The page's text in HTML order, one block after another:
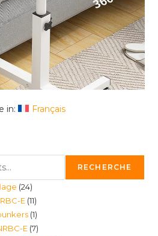
in: Français
RECHERCHE
2424
produits
E 1111
produits
11
produit
E 77